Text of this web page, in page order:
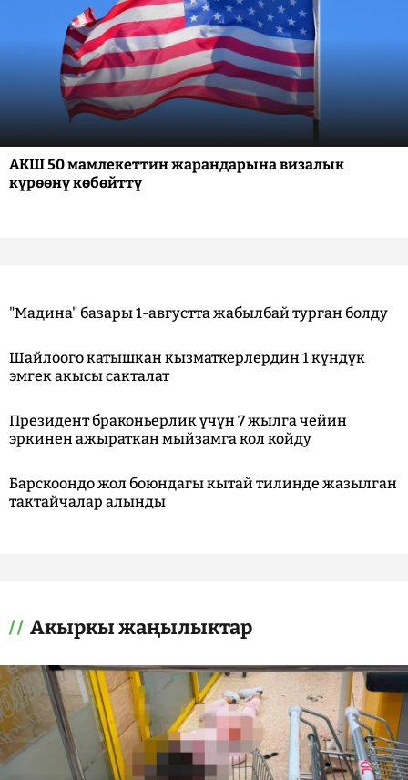
АКШ 50 мамлекеттин жарандарына визалык
күрөөнү көбөйттү
"Мадина" базары 1-августта жабылбай турган болду
Шайлоого катышкан кызматкерлердин 1 күндүк
эмгек акысы сакталат
Президент браконьерлик үчүн 7 жылга чейин
эркинен ажыраткан мыйзамга кол койду
Барскоондо жол боюндагы кытай тилинде жазылган
тактайчалар алынды
Акыркы жаңылыктар